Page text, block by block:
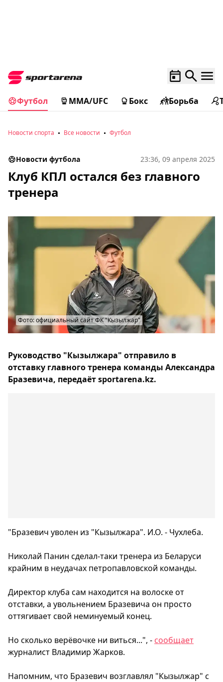
Футбол MMA/UFC Бокс Борьба
Новости спорта Все новости Футбол
Новости футбола 23:36, 09 апреля 2025
Клуб КПЛ остался без главного
тренера
Фото: официальный сайт ФК "Кызылжар"
Руководство "Кызылжара" отправило в
отставку главного тренера команды Александра
Бразевича, передаёт sportarena.kz.
"Бразевич уволен из "Кызылжара". И.О. - Чухлеба.
Николай Панин сделал-таки тренера из Беларуси
крайним в неудачах петропавловской команды.
Директор клуба сам находится на волоске от
отставки, а увольнением Бразевича он просто
оттягивает свой неминуемый конец.
Но сколько верёвочке ни виться...", - сообщает
журналист Владимир Жарков.
Напомним, что Бразевич возглавлял "Кызылжар" с